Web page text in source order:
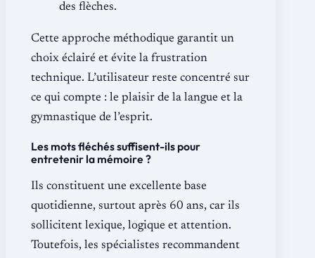
des flèches.
Cette approche méthodique garantit un
choix éclairé et évite la frustration
technique. L’utilisateur reste concentré sur
ce qui compte : le plaisir de la langue et la
gymnastique de l’esprit.
Les mots fléchés suffisent-ils pour
entretenir la mémoire ?
Ils constituent une excellente base
quotidienne, surtout après 60 ans, car ils
sollicitent lexique, logique et attention.
Toutefois, les spécialistes recommandent